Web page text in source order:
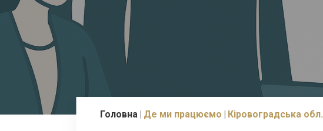
Головна Де ми працюємо Кіровоградська обл.